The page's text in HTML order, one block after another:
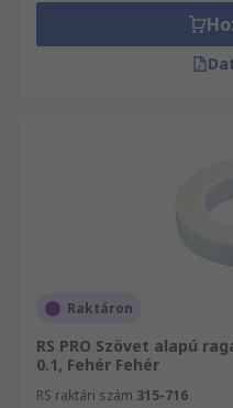
Raktáron
RS PRO Szövet alapú
0.1, Fehér Fehér
RS raktári szám 315-716